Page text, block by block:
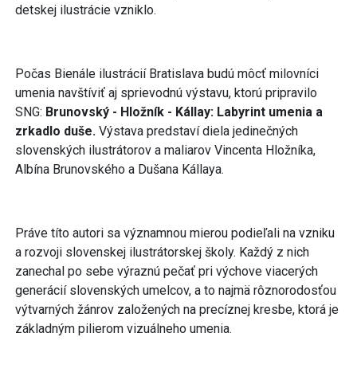
detskej ilustrácie vzniklo.
Počas Bienále ilustrácií Bratislava budú môcť milovníci
umenia navštíviť aj sprievodnú výstavu, ktorú pripravilo
SNG: Brunovský - Hložník - Kállay: Labyrint umenia a
zrkadlo duše. Výstava predstaví diela jedinečných
slovenských ilustrátorov a maliarov Vincenta Hložníka,
Albína Brunovského a Dušana Kállaya.
Práve títo autori sa významnou mierou podieľali na vzniku
a rozvoji slovenskej ilustrátorskej školy. Každý z nich
zanechal po sebe výraznú pečať pri výchove viacerých
generácií slovenských umelcov, a to najmä rôznorodosťou
výtvarných žánrov založených na precíznej kresbe, ktorá je
základným pilierom vizuálneho umenia.